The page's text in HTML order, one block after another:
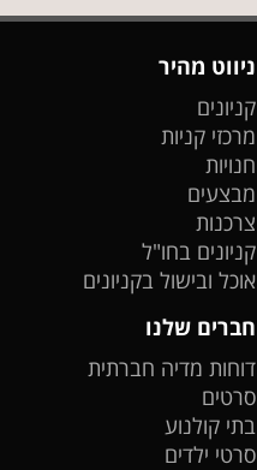
ניווט מהיר
קניונים
מרכזי קניות
חנויות
מבצעים
צרכנות
קניונים בחו"ל
אוכל ובישול בקניונים
חברים שלנו
דוחות מדיה חברתית
סרטים
בתי קולנוע
סרטי ילדים